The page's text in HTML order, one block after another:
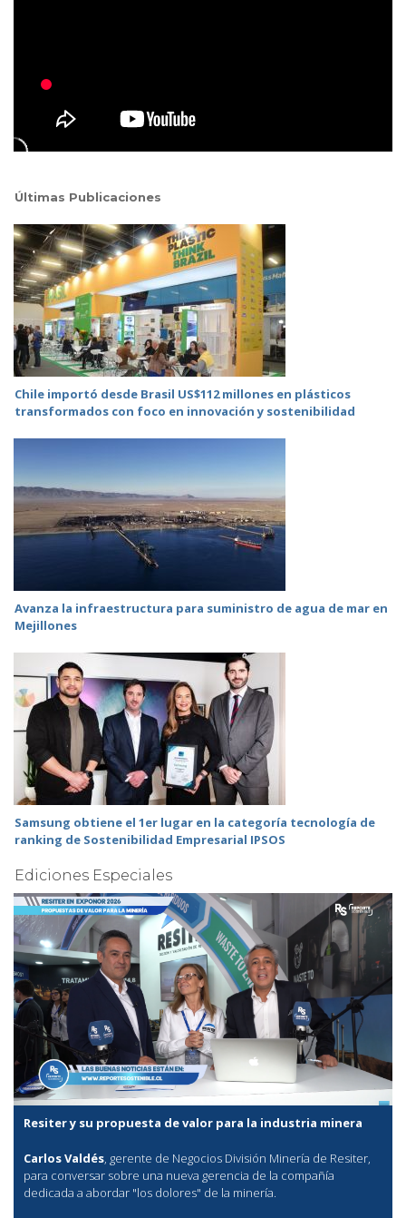
Últimas Publicaciones
Chile importó desde Brasil US$112 millones en plásticos
transformados con foco en innovación y sostenibilidad
Avanza la infraestructura para suministro de agua de mar en
Mejillones
Samsung obtiene el 1er lugar en la categoría tecnología de
ranking de Sostenibilidad Empresarial IPSOS
Ediciones Especiales
Resiter y su propuesta de valor para la industria minera
Carlos Valdés , gerente de Negocios División Minería de Resiter,
para conversar sobre una nueva gerencia de la compañía
dedicada a abordar "los dolores" de la minería.